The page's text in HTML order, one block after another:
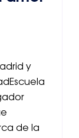
y
de la